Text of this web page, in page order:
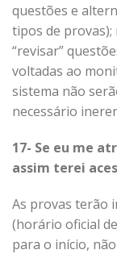
questões e
tipos de provas);
“revisar”
voltadas ao
sistema não
necessário
17- Se eu me
assim terei
As provas terão
(horário oficial
para o início,